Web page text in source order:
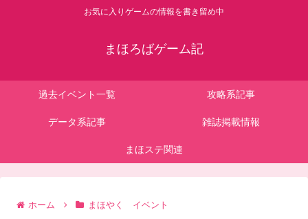
お気に入りゲームの情報を書き留め中
まほろばゲーム記
過去イベント一覧 攻略系記事
データ系記事 雑誌掲載情報
まほステ関連
ホーム まほやく イベント